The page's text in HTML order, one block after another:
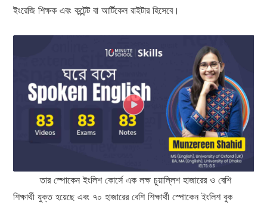
ইংরেজি শিক্ষক এবং কন্টেন্ট বা আর্টিকেল রাইটার হিসেবে।
তার স্পোকেন ইংলিশ কোর্সে এক লক্ষ চুয়াল্লিশ হাজারের ও বেশি
শিক্ষার্থী যুক্ত হয়েছে এবং ৭০ হাজারের বেশি শিক্ষার্থী স্পোকেন ইংলিশ বুক